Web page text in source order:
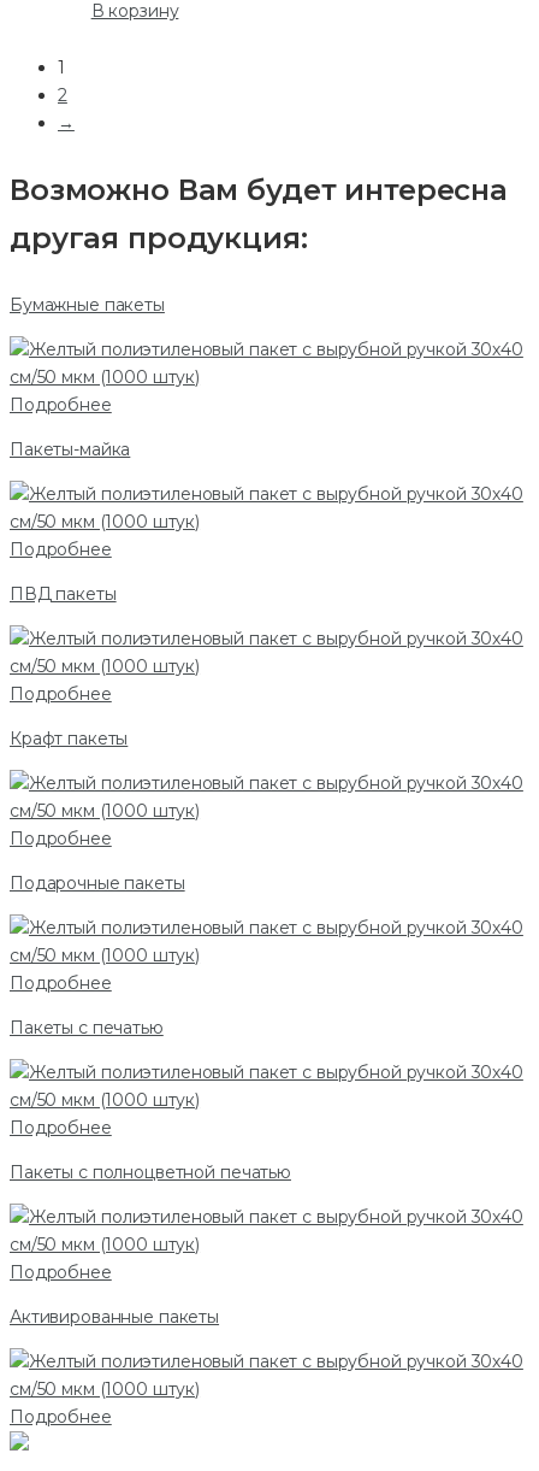
В корзину
1
2
→
Возможно Вам будет интересна
другая продукция:
Бумажные пакеты
Подробнее
Пакеты-майка
Подробнее
ПВД пакеты
Подробнее
Крафт пакеты
Подробнее
Подарочные пакеты
Подробнее
Пакеты с печатью
Подробнее
Пакеты с полноцветной печатью
Подробнее
Активированные пакеты
Подробнее